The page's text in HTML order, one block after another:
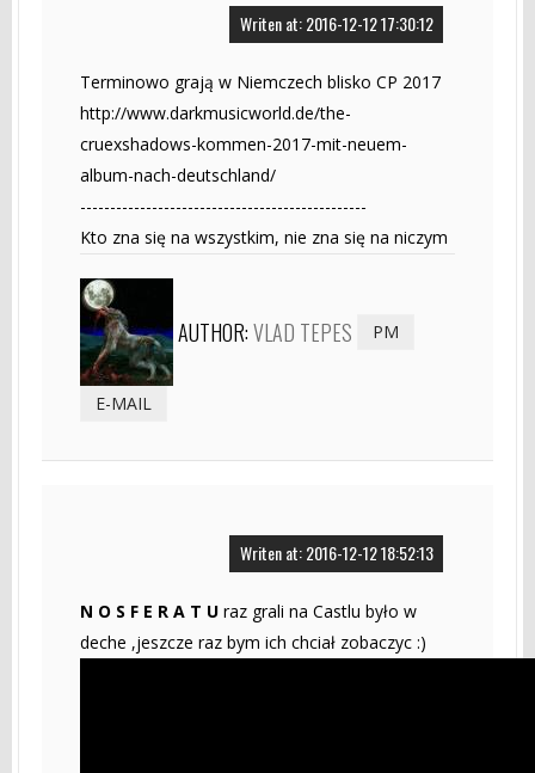
Writen at: 2016-12-12 17:30:12
Terminowo grają w Niemczech blisko CP 2017
http://www.darkmusicworld.de/the-
cruexshadows-kommen-2017-mit-neuem-
album-nach-deutschland/
------------------------------------------------
Kto zna się na wszystkim, nie zna się na niczym
AUTHOR:VLAD TEPES PM
E-MAIL
Writen at: 2016-12-12 18:52:13
N O S F E R A T U raz grali na Castlu było w
deche ,jeszcze raz bym ich chciał zobaczyc :)